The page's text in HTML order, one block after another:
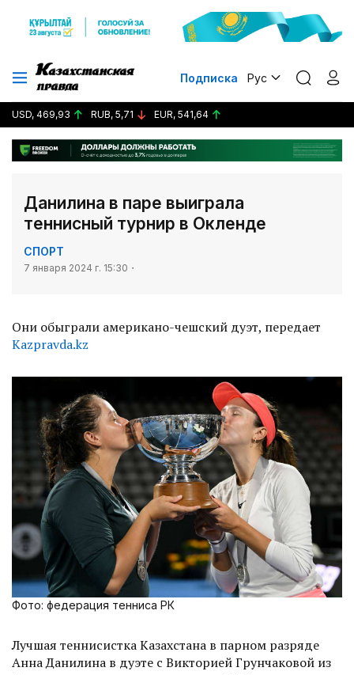
Подписка Рус
USD, 469,93 RUB, 5,71 EUR, 541,64
Данилина в паре выиграла
теннисный турнир в Окленде
СПОРТ
7 января 2024 г. 15:30
Они обыграли американо-чешский дуэт, передает
Kazpravda.kz
Фото: федерация тенниса РК
Лучшая теннисистка Казахстана в парном разряде
Анна Данилина в дуэте с Викторией Грунчаковой из